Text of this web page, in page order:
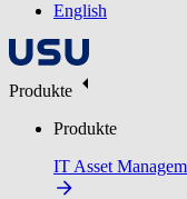
English
Produkte
Produkte
IT Asset